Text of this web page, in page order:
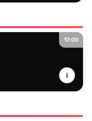
17:00
i